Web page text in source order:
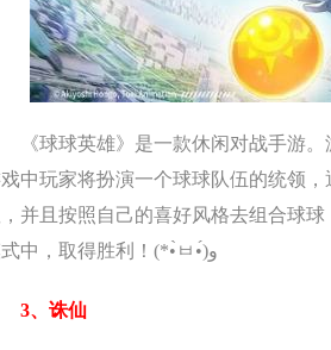
《球球英雄》是一款休闲对战手游
中玩家将扮演一个球球队伍的统领
，并且按照自己的喜好风格去组合球
模式中，取得胜利！(*•̀ㅂ•́)و
3、诛仙